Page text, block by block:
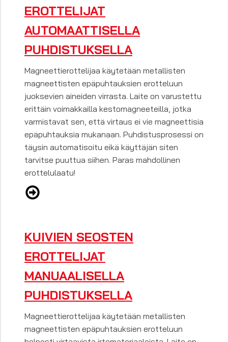
EROTTELIJAT
AUTOMAATTISELLA
PUHDISTUKSELLA
Magneettierottelijaa käytetään metallisten
magneettisten epäpuhtauksien erotteluun
juoksevien aineiden virrasta. Laite on varustettu
erittäin voimakkailla kestomagneeteilla, jotka
varmistavat sen, että virtaus ei vie magneettisia
epäpuhtauksia mukanaan. Puhdistusprosessi on
täysin automatisoitu eikä käyttäjän siten
tarvitse puuttua siihen. Paras mahdollinen
erottelulaatu!
KUIVIEN SEOSTEN
EROTTELIJAT
MANUAALISELLA
PUHDISTUKSELLA
Magneettierottelijaa käytetään metallisten
magneettisten epäpuhtauksien erotteluun